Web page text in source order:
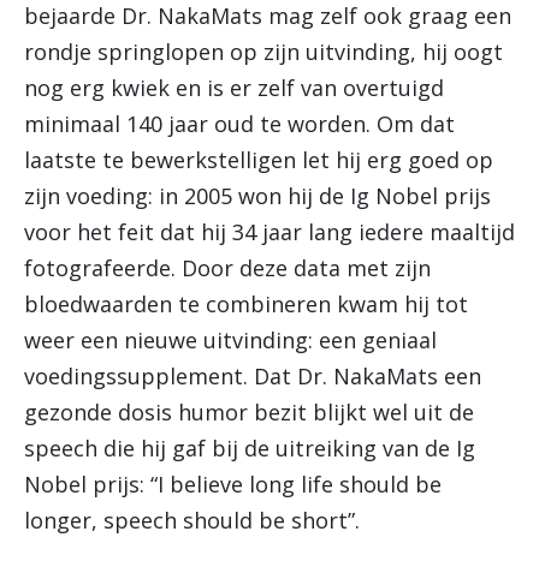
bejaarde Dr. NakaMats mag zelf ook graag een
rondje springlopen op zijn uitvinding, hij oogt
nog erg kwiek en is er zelf van overtuigd
minimaal 140 jaar oud te worden. Om dat
laatste te bewerkstelligen let hij erg goed op
zijn voeding: in 2005 won hij de Ig Nobel prijs
voor het feit dat hij 34 jaar lang iedere maaltijd
fotografeerde. Door deze data met zijn
bloedwaarden te combineren kwam hij tot
weer een nieuwe uitvinding: een geniaal
voedingssupplement. Dat Dr. NakaMats een
gezonde dosis humor bezit blijkt wel uit de
speech die hij gaf bij de uitreiking van de Ig
Nobel prijs: “I believe long life should be
longer, speech should be short”.